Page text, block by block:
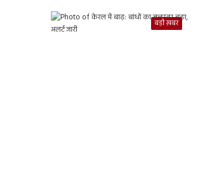
बड़ी ख़बर